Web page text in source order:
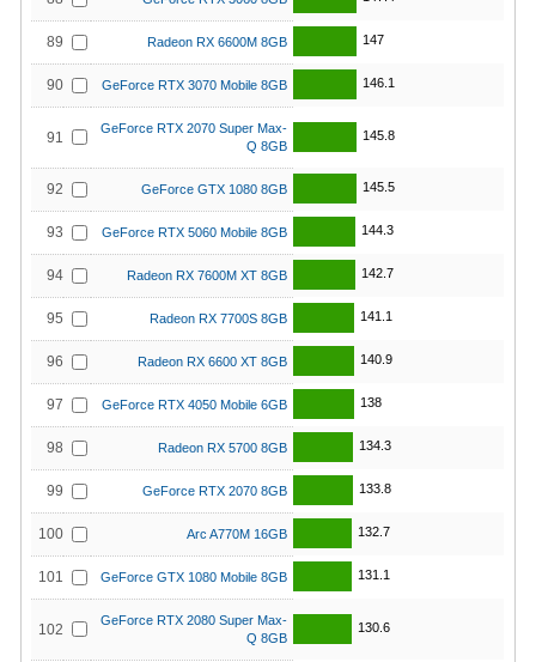
89 Radeon RX 6600M 8GB 147
90 GeForce RTX 3070 Mobile 8GB 146.1
91
GeForce RTX 2070 Super Max-
Q 8GB
145.8
92 GeForce GTX 1080 8GB 145.5
93 GeForce RTX 5060 Mobile 8GB 144.3
94 Radeon RX 7600M XT 8GB 142.7
95 Radeon RX 7700S 8GB 141.1
96 Radeon RX 6600 XT 8GB 140.9
97 GeForce RTX 4050 Mobile 6GB 138
98 Radeon RX 5700 8GB 134.3
99 GeForce RTX 2070 8GB 133.8
100 Arc A770M 16GB 132.7
101 GeForce GTX 1080 Mobile 8GB 131.1
102
GeForce RTX 2080 Super Max-
Q 8GB
130.6